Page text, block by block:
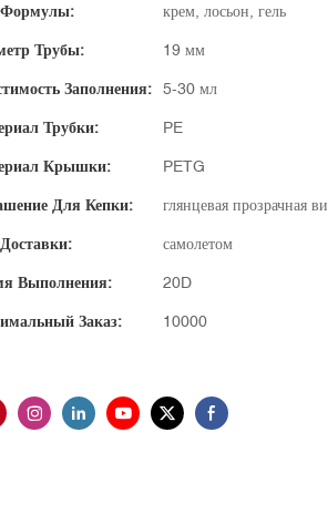
крем, лосьон, гель
Трубы: 19 мм
Заполнения: 5-30 мл
Трубки: PE
Крышки: PETG
Для Кепки: глянцевая прозрачная
самолетом
Выполнения: 20D
Заказ: 10000